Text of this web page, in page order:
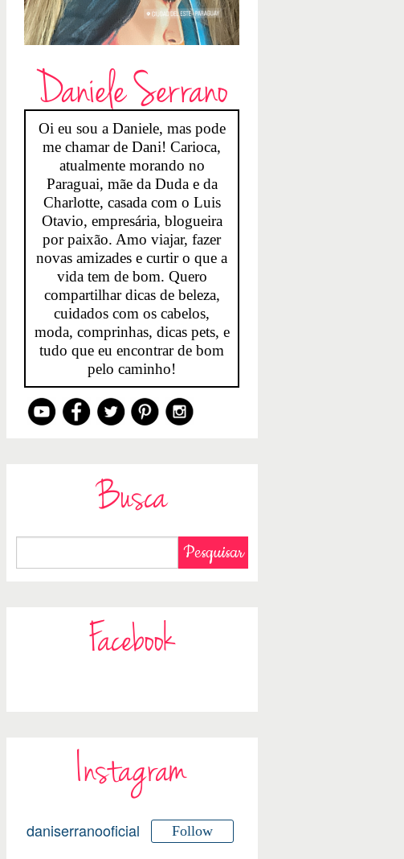
Daniele Serrano
Oi eu sou a Daniele, mas pode
me chamar de Dani! Carioca,
atualmente morando no
Paraguai, mãe da Duda e da
Charlotte, casada com o Luis
Otavio, empresária, blogueira
por paixão. Amo viajar, fazer
novas amizades e curtir o que a
vida tem de bom. Quero
compartilhar dicas de beleza,
cuidados com os cabelos,
moda, comprinhas, dicas pets, e
tudo que eu encontrar de bom
pelo caminho!
Busca
Facebook
Instagram
daniserranooficial Follow